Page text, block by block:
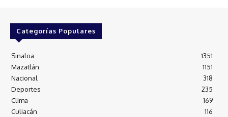
Categorías Populares
Sinaloa
1351
Mazatlán
1151
Nacional
318
Deportes
235
Clima
169
Culiacán
116